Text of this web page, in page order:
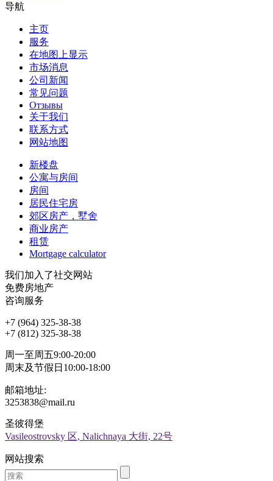
导航
主页
服务
在地图上显示
市场消息
公司新闻
常见问题
Отзывы
关于我们
联系方式
网站地图
新楼盘
公寓与房间
房间
居民住宅房
郊区房产，墅舍
商业房产
租赁
Mortgage calculator
我们加入了社交网站
免费房地产
咨询服务
+7 (964) 325-38-38
+7 (812) 325-38-38
周一至周五9:00-20:00
周末及节假日10:00-18:00
邮箱地址:
3253838@mail.ru
圣彼得堡
Vasileostrovsky 区, Nalichnaya 大街, 22号
网站搜索